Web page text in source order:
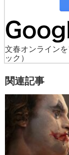
文春オンライン
ック）
関連記事